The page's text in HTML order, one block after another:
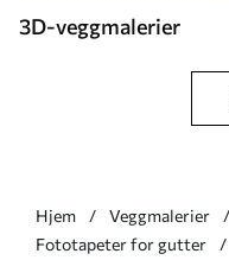
3D-veggmalerier
Hjem Veggmalerier
Fototapeter for gutter